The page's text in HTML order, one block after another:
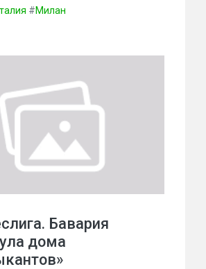
#Милан
Бавария
дома